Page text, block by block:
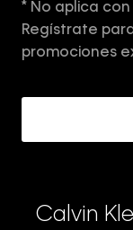
Aviso de
Términos y
* No aplica
Regístrate
promociones
Calvin